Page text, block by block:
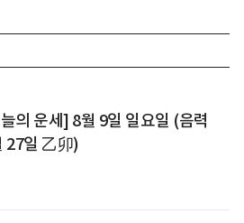
의 운세] 8월 9일 일요일 (음력
27일 乙卯)